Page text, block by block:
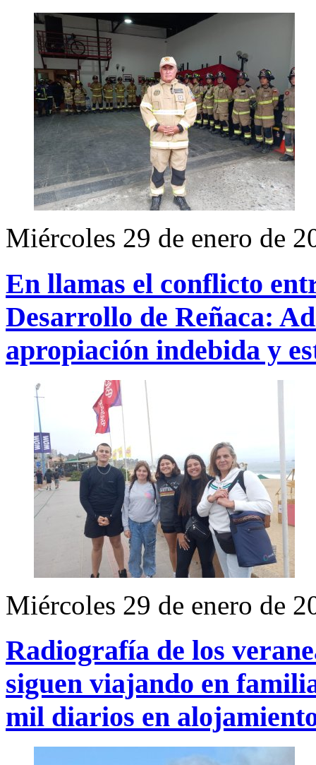
Miércoles 29 de enero de
En llamas el conflicto
Desarrollo de Reñaca:
apropiación indebida y
Miércoles 29 de enero de
Radiografía de los
siguen viajando en
mil diarios en